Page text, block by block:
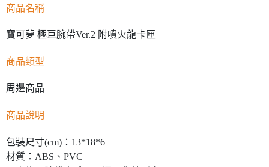
商品名稱
寶可夢 極巨腕帶Ver.2 附噴火龍卡匣
商品類型
周邊商品
商品說明
包裝尺寸(cm)：13*18*6
材質：ABS、PVC